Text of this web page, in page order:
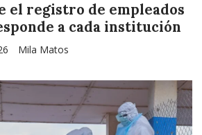
el registro de empleados
a cada institución
Mila Matos